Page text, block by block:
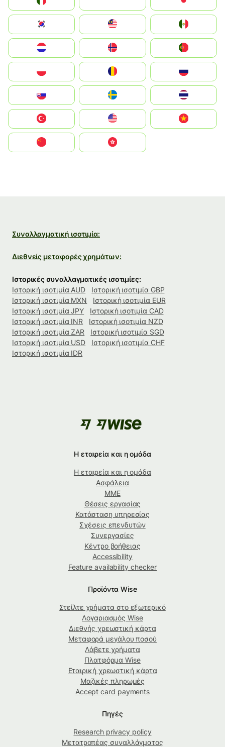
South Korea
United States
中國香港特別行政區
Συναλλαγματική ισοτιμία:
Διεθνείς μεταφορές χρημάτων:
Ιστορικές συναλλαγματικές ισοτιμίες:
Ιστορική ισοτιμία AUD
Ιστορική ισοτιμία GBP
Ιστορική ισοτιμία MXN
Ιστορική ισοτιμία EUR
Ιστορική ισοτιμία JPY
Ιστορική ισοτιμία CAD
Ιστορική ισοτιμία INR
Ιστορική ισοτιμία NZD
Ιστορική ισοτιμία ZAR
Ιστορική ισοτιμία SGD
Ιστορική ισοτιμία USD
Ιστορική ισοτιμία CHF
Ιστορική ισοτιμία IDR
Η εταιρεία και η ομάδα
Η εταιρεία και η ομάδα
Ασφάλεια
ΜΜΕ
Θέσεις εργασίας
Κατάσταση υπηρεσίας
Σχέσεις επενδυτών
Συνεργασίες
Κέντρο βοήθειας
Accessibility
Feature availability checker
Προϊόντα Wise
Στείλτε χρήματα στο εξωτερικό
Λογαριασμός Wise
Διεθνής χρεωστική κάρτα
Μεταφορά μεγάλου ποσού
Λάβετε χρήματα
Πλατφόρμα Wise
Εταιρική χρεωστική κάρτα
Μαζικές πληρωμές
Accept card payments
Πηγές
Research privacy policy
Μετατροπέας συναλλάγματος